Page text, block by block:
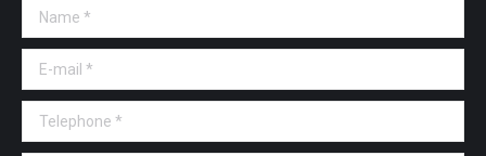
Name *
E-mail *
Telephone *